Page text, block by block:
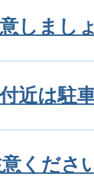
しまし
近は駐
くださ